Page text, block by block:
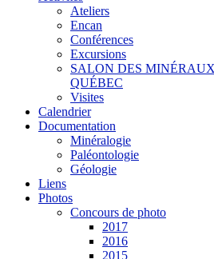
Ateliers
Encan
Conférences
Excursions
SALON DES
QUÉBEC
Visites
Calendrier
Documentation
Minéralogie
Paléontologie
Géologie
Liens
Photos
Concours de photo
2017
2016
2015